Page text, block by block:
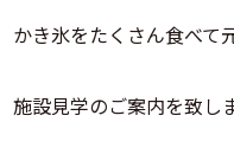
かき氷をたくさん食べて
施設見学のご案内を致